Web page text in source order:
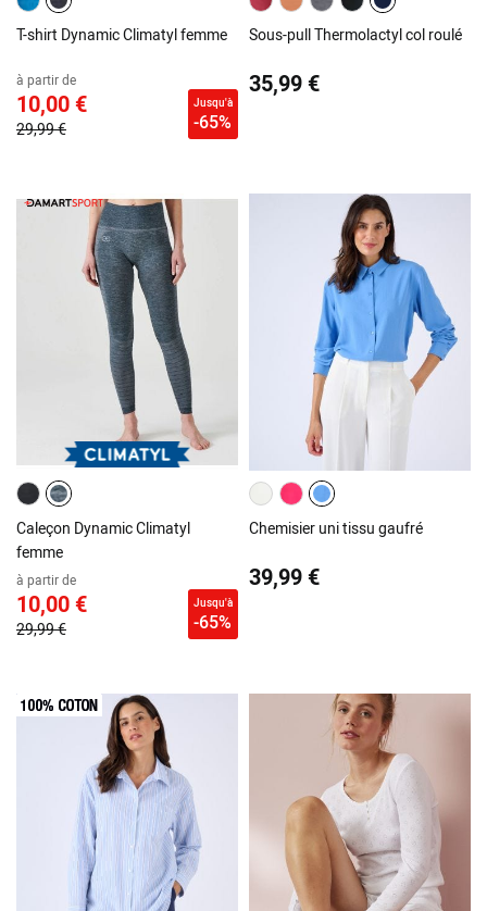
T-shirt Dynamic Climatyl femme
à partir de
10,00 €
29,99 €
Jusqu'à
-65%
Sous-pull Thermolactyl col roulé
35,99 €
Caleçon Dynamic Climatyl
femme
à partir de
10,00 €
29,99 €
Jusqu'à
-65%
Chemisier uni tissu gaufré
39,99 €